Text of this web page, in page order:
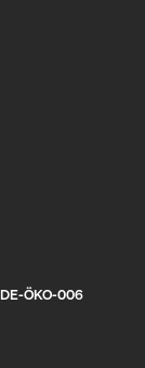
DE-ÖKO-006